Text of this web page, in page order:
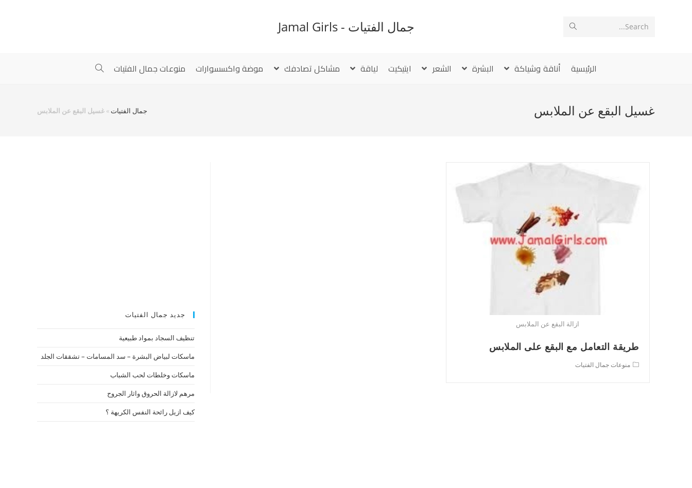
Search... جمال الفتيات - Jamal Girls
الرئيسية أناقة وشياكة البشرة الشعر ايتيكيت لياقة مشاكل تصادفك موضة واكسسوارات منوعات جمال الفتيات
غسيل البقع عن الملابس جمال الفتيات» غسيل البقع عن الملابس
ازالة البقع عن الملابس
طريقة التعامل مع البقع على الملابس
Postمنوعات جمال الفتيات
جديد جمال الفتيات
تنظيف السجاد بمواد طبيعية
ماسكات لبياض البشرة – سد المسامات – تشققات الجلد
ماسكات وخلطات لحب الشباب
مرهم لازالة الحروق واثار الجروح
كيف ازيل رائحة النفس الكريهة ؟